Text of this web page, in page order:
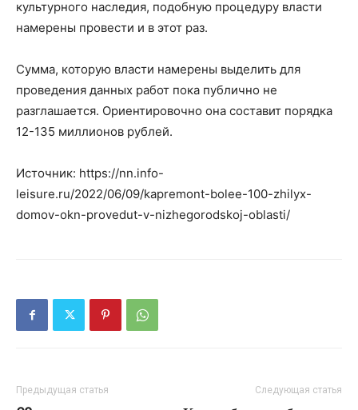
культурного наследия, подобную процедуру власти
намерены провести и в этот раз.
Сумма, которую власти намерены выделить для
проведения данных работ пока публично не
разглашается. Ориентировочно она составит порядка
12-135 миллионов рублей.
Источник: https://nn.info-
leisure.ru/2022/06/09/kapremont-bolee-100-zhilyx-
domov-okn-provedut-v-nizhegorodskoj-oblasti/
Предыдущая статья Следующая статья